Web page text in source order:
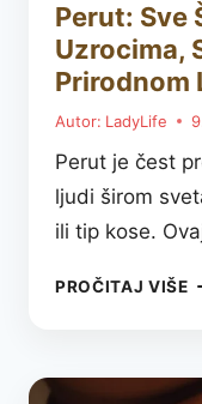
Perut: Sve
Uzrocima,
Prirodnom
Autor: LadyLife
Perut je čest
ljudi širom
ili tip kose.
PROČITAJ VIŠE